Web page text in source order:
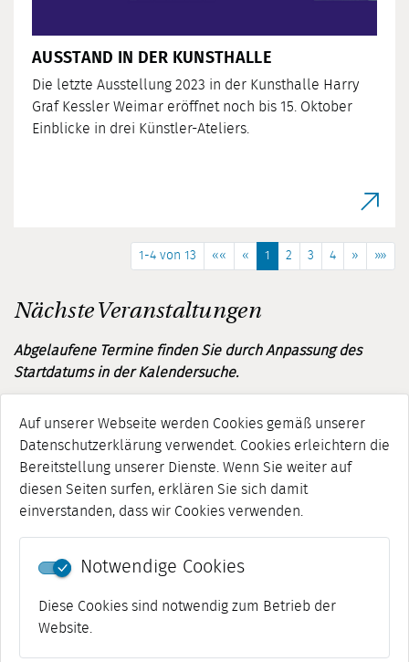
Auf unserer Webseite werden Cookies gemäß unserer
Datenschutzerklärung verwendet. Cookies erleichtern die
Bereitstellung unserer Dienste. Wenn Sie weiter auf
diesen Seiten surfen, erklären Sie sich damit
einverstanden, dass wir Cookies verwenden.
Notwendige Cookies
Diese Cookies sind notwendig zum Betrieb der
Website.
AUSSTAND IN DER KUNSTHALLE
Die letzte Ausstellung 2023 in der Kunsthalle Harry
Graf Kessler Weimar eröffnet noch bis 15. Oktober
Einblicke in drei Künstler-Ateliers.
1-4 von 13 «« « 1 2 3 4 » »»
Nächste Veranstaltungen
Abgelaufene Termine finden Sie durch Anpassung des
Startdatums in der Kalendersuche.
Suche in Veranstaltungen
Suche
Kalendertag
Kalendertag